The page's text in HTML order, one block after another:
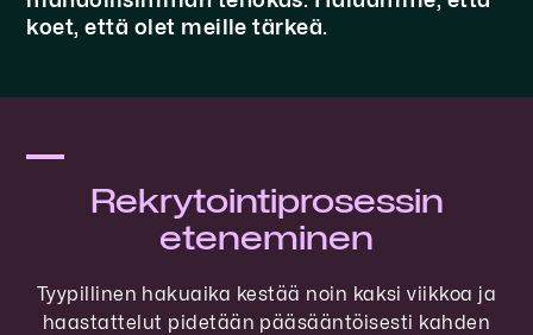
koet, että olet meille tärkeä.
Rekrytointiprosessin
eteneminen
Tyypillinen hakuaika kestää noin kaksi viikkoa ja
haastattelut pidetään pääsääntöisesti kahden